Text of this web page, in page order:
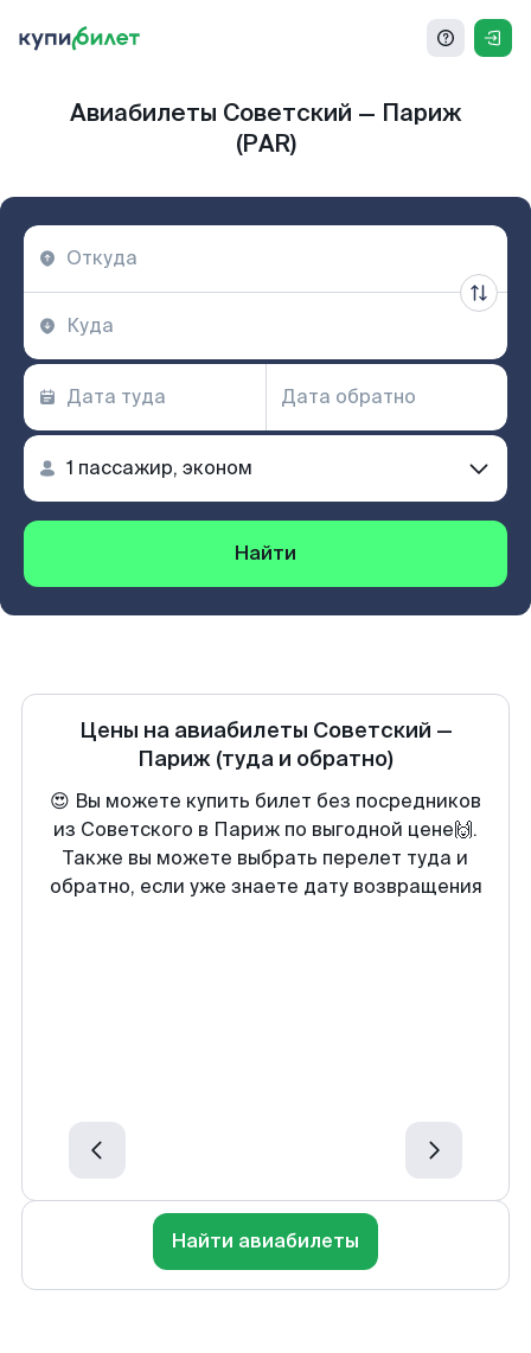
Авиабилеты Советский — Париж
(PAR)
Найти
Цены на авиабилеты Советский —
Париж (туда и обратно)
😍 Вы можете купить билет без посредников
из Советского в Париж по выгодной цене🙌.
Также вы можете выбрать перелет туда и
обратно, если уже знаете дату возвращения
Найти авиабилеты